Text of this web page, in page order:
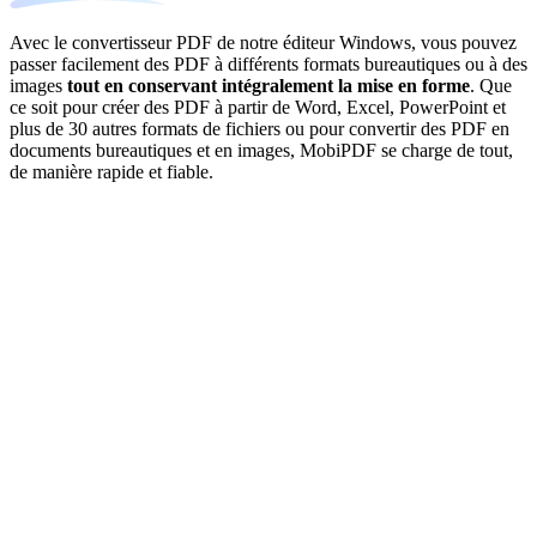
Avec le convertisseur PDF de notre éditeur Windows, vous pouvez
passer facilement des PDF à différents formats bureautiques ou à des
images tout en conservant intégralement la mise en forme. Que
ce soit pour créer des PDF à partir de Word, Excel, PowerPoint et
plus de 30 autres formats de fichiers ou pour convertir des PDF en
documents bureautiques et en images, MobiPDF se charge de tout,
de manière rapide et fiable.